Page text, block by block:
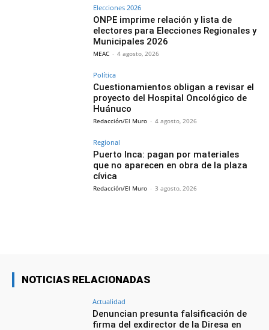
Elecciones 2026
ONPE imprime relación y lista de
electores para Elecciones Regionales y
Municipales 2026
MEAC - 4 agosto, 2026
Política
Cuestionamientos obligan a revisar el
proyecto del Hospital Oncológico de
Huánuco
Redacción/El Muro - 4 agosto, 2026
Regional
Puerto Inca: pagan por materiales
que no aparecen en obra de la plaza
cívica
Redacción/El Muro - 3 agosto, 2026
NOTICIAS RELACIONADAS
Actualidad
Denuncian presunta falsificación de
firma del exdirector de la Diresa en